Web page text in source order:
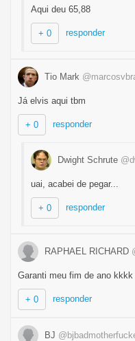
Aqui deu 65,88
+ 0 responder
Tio Mark
Já elvis aqui tbm
+ 0 responder
Dwight Schrute
uai, acabei de pegar...
+ 0 responder
RAPHAEL RICHARD
Garanti meu fim de ano kkkk
+ 0 responder
BJ